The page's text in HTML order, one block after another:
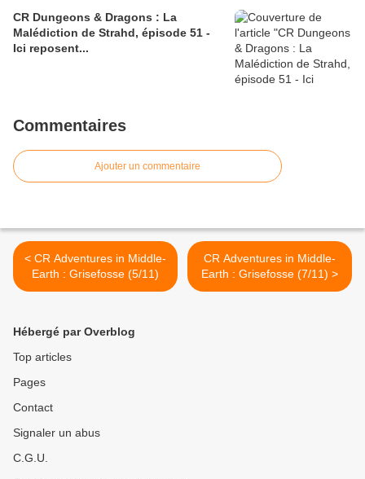
CR Dungeons & Dragons : La
Malédiction de Strahd, épisode 51 -
Ici reposent...
Commentaires
Ajouter un commentaire
< CR Adventures in Middle-
Earth : Grisefosse (5/11)
CR Adventures in Middle-
Earth : Grisefosse (7/11) >
Hébergé par Overblog
Top articles
Pages
Contact
Signaler un abus
C.G.U.